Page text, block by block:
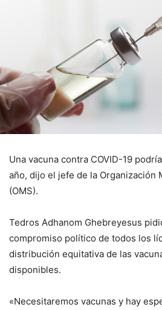
Una vacuna contra COVID-19
año, dijo el jefe de la Organización
(OMS).
Tedros Adhanom Ghebreyesus
compromiso político de todos los
distribución equitativa de las
disponibles.
«Necesitaremos vacunas y hay